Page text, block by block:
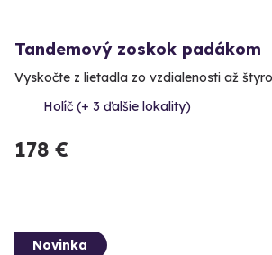
Tandemový zoskok padákom
Vyskočte z lietadla zo vzdialenosti až
Holíč (+ 3 ďalšie lokality)
178 €
Novinka